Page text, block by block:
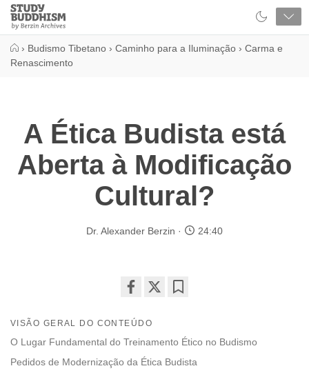
Close
Study
Buddhism
› Budismo Tibetano › Caminho para a Iluminação › Carma e
Renascimento
A Ética Budista está
Aberta à Modificação
Cultural?
Dr. Alexander Berzin 24:40
on
facebook
VISÃO GERAL DO CONTEÚDO
O Lugar Fundamental do Treinamento Ético no Budismo
Pedidos de Modernização da Ética Budista